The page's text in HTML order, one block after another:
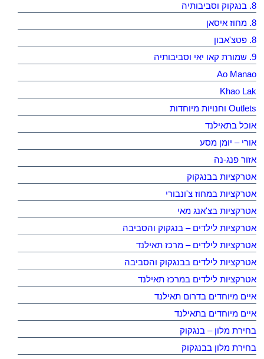
8. בנגקוק וסביבותיה
8. מחוז איסאן
8. פטצ'אבון
9. שמורת קאו יאי וסביבותיה
Ao Manao
Khao Lak
Outlets וחנויות מיוחדות
אוכל בתאילנד
אורי – יומן מסע
אזור פנג-נה
אטרקציות בבנגקוק
אטרקציות במחוז צ'ונבורי
אטרקציות בצ'אנג מאי
אטרקציות לילדים – בנגקוק והסביבה
אטרקציות לילדים – מרכז תאילנד
אטרקציות לילדים בבנגקוק והסביבה
אטרקציות לילדים במרכז תאילנד
איים מיוחדים בדרום תאילנד
איים מיוחדים בתאילנד
בחירת מלון – בנגקוק
בחירת מלון בבנגקוק